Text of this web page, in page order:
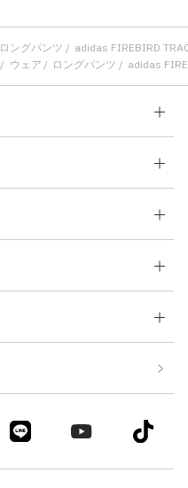
ロングパンツ
adidas FIREBIRD
ウェア ロングパンツ adidas